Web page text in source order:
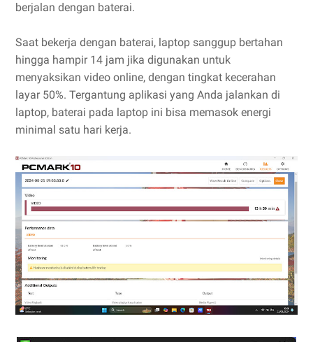
berjalan dengan baterai.
Saat bekerja dengan baterai, laptop sanggup bertahan
hingga hampir 14 jam jika digunakan untuk
menyaksikan video online, dengan tingkat kecerahan
layar 50%. Tergantung aplikasi yang Anda jalankan di
laptop, baterai pada laptop ini bisa memasok energi
minimal satu hari kerja.